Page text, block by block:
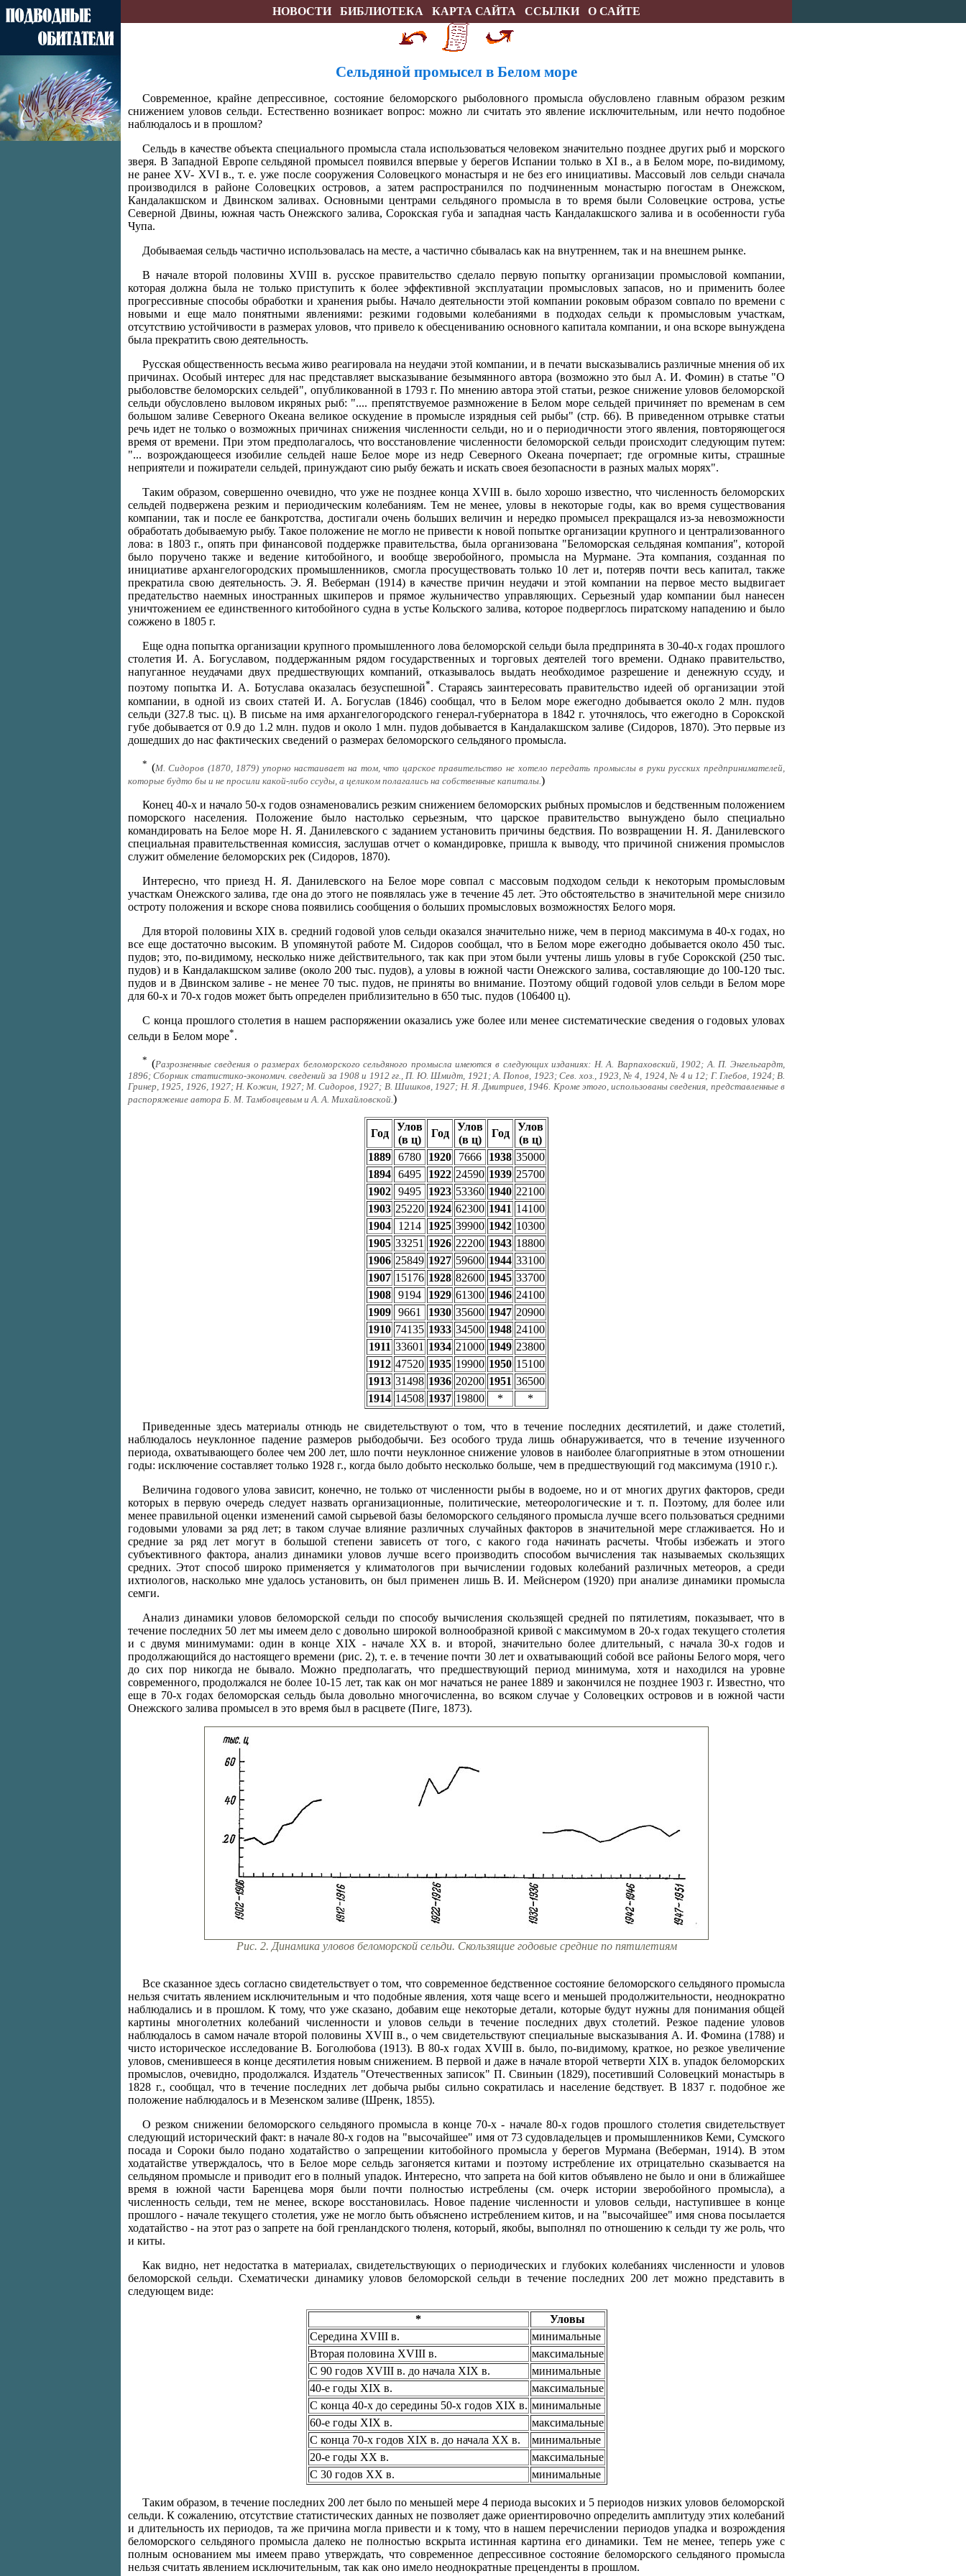
НОВОСТИ БИБЛИОТЕКА КАРТА САЙТА ССЫЛКИ О САЙТЕ
Сельдяной промысел в Белом море
Современное, крайне депрессивное, состояние беломорского рыболовного промысла обусловлено главным образом резким
снижением уловов сельди. Естественно возникает вопрос: можно ли считать это явление исключительным, или нечто подобное
наблюдалось и в прошлом?
Сельдь в качестве объекта специального промысла стала использоваться человеком значительно позднее других рыб и морского
зверя. В Западной Европе сельдяной промысел появился впервые у берегов Испании только в XI в., а в Белом море, по-видимому,
не ранее XV- XVI в., т. е. уже после сооружения Соловецкого монастыря и не без его инициативы. Массовый лов сельди сначала
производился в районе Соловецких островов, а затем распространился по подчиненным монастырю погостам в Онежском,
Кандалакшском и Двинском заливах. Основными центрами сельдяного промысла в то время были Соловецкие острова, устье
Северной Двины, южная часть Онежского залива, Сорокская губа и западная часть Кандалакшского залива и в особенности губа
Чупа.
Добываемая сельдь частично использовалась на месте, а частично сбывалась как на внутреннем, так и на внешнем рынке.
В начале второй половины XVIII в. русское правительство сделало первую попытку организации промысловой компании,
которая должна была не только приступить к более эффективной эксплуатации промысловых запасов, но и применить более
прогрессивные способы обработки и хранения рыбы. Начало деятельности этой компании роковым образом совпало по времени с
новыми и еще мало понятными явлениями: резкими годовыми колебаниями в подходах сельди к промысловым участкам,
отсутствию устойчивости в размерах уловов, что привело к обесцениванию основного капитала компании, и она вскоре вынуждена
была прекратить свою деятельность.
Русская общественность весьма живо реагировала на неудачи этой компании, и в печати высказывались различные мнения об их
причинах. Особый интерес для нас представляет высказывание безымянного автора (возможно это был А. И. Фомин) в статье "О
рыболовстве беломорских сельдей", опубликованной в 1793 г. По мнению автора этой статьи, резкое снижение уловов беломорской
сельди обусловлено выловом икряных рыб: ".... препятствуемое размножение в Белом море сельдей причиняет по временам в сем
большом заливе Северного Океана великое оскудение в промысле изрядныя сей рыбы" (стр. 66). В приведенном отрывке статьи
речь идет не только о возможных причинах снижения численности сельди, но и о периодичности этого явления, повторяющегося
время от времени. При этом предполагалось, что восстановление численности беломорской сельди происходит следующим путем:
"... возрождающееся изобилие сельдей наше Белое море из недр Северного Океана почерпает; где огромные киты, страшные
неприятели и пожиратели сельдей, принуждают сию рыбу бежать и искать своея безопасности в разных малых морях".
Таким образом, совершенно очевидно, что уже не позднее конца XVIII в. было хорошо известно, что численность беломорских
сельдей подвержена резким и периодическим колебаниям. Тем не менее, уловы в некоторые годы, как во время существования
компании, так и после ее банкротства, достигали очень больших величин и нередко промысел прекращался из-за невозможности
обработать добываемую рыбу. Такое положение не могло не привести к новой попытке организации крупного и централизованного
лова: в 1803 г., опять при финансовой поддержке правительства, была организована "Беломорская сельдяная компания", которой
было поручено также и ведение китобойного, и вообще зверобойного, промысла на Мурмане. Эта компания, созданная по
инициативе архангелогородских промышленников, смогла просуществовать только 10 лет и, потеряв почти весь капитал, также
прекратила свою деятельность. Э. Я. Веберман (1914) в качестве причин неудачи и этой компании на первое место выдвигает
предательство наемных иностранных шкиперов и прямое жульничество управляющих. Серьезный удар компании был нанесен
уничтожением ее единственного китобойного судна в устье Кольского залива, которое подверглось пиратскому нападению и было
сожжено в 1805 г.
Еще одна попытка организации крупного промышленного лова беломорской сельди была предпринята в 30-40-х годах прошлого
столетия И. А. Богуславом, поддержанным рядом государственных и торговых деятелей того времени. Однако правительство,
напуганное неудачами двух предшествующих компаний, отказывалось выдать необходимое разрешение и денежную ссуду, и
поэтому попытка И. А. Ботуслава оказалась безуспешной*. Стараясь заинтересовать правительство идеей об организации этой
компании, в одной из своих статей И. А. Богуслав (1846) сообщал, что в Белом море ежегодно добывается около 2 млн. пудов
сельди (327.8 тыс. ц). В письме на имя архангелогородского генерал-губернатора в 1842 г. уточнялось, что ежегодно в Сорокской
губе добывается от 0.9 до 1.2 млн. пудов и около 1 млн. пудов добывается в Кандалакшском заливе (Сидоров, 1870). Это первые из
дошедших до нас фактических сведений о размерах беломорского сельдяного промысла.
* (М. Сидоров (1870, 1879) упорно настаивает на том, что царское правительство не хотело передать промыслы в руки русских предпринимателей,
которые будто бы и не просили какой-либо ссуды, а целиком полагались на собственные капиталы.)
Конец 40-х и начало 50-х годов ознаменовались резким снижением беломорских рыбных промыслов и бедственным положением
поморского населения. Положение было настолько серьезным, что царское правительство вынуждено было специально
командировать на Белое море Н. Я. Данилевского с заданием установить причины бедствия. По возвращении Н. Я. Данилевского
специальная правительственная комиссия, заслушав отчет о командировке, пришла к выводу, что причиной снижения промыслов
служит обмеление беломорских рек (Сидоров, 1870).
Интересно, что приезд Н. Я. Данилевского на Белое море совпал с массовым подходом сельди к некоторым промысловым
участкам Онежского залива, где она до этого не появлялась уже в течение 45 лет. Это обстоятельство в значительной мере снизило
остроту положения и вскоре снова появились сообщения о больших промысловых возможностях Белого моря.
Для второй половины XIX в. средний годовой улов сельди оказался значительно ниже, чем в период максимума в 40-х годах, но
все еще достаточно высоким. В упомянутой работе М. Сидоров сообщал, что в Белом море ежегодно добывается около 450 тыс.
пудов; это, по-видимому, несколько ниже действительного, так как при этом были учтены лишь уловы в губе Сорокской (250 тыс.
пудов) и в Кандалакшском заливе (около 200 тыс. пудов), а уловы в южной части Онежского залива, составляющие до 100-120 тыс.
пудов и в Двинском заливе - не менее 70 тыс. пудов, не приняты во внимание. Поэтому общий годовой улов сельди в Белом море
для 60-х и 70-х годов может быть определен приблизительно в 650 тыс. пудов (106400 ц).
С конца прошлого столетия в нашем распоряжении оказались уже более или менее систематические сведения о годовых уловах
сельди в Белом море*.
* (Разрозненные сведения о размерах беломорского сельдяного промысла имеются в следующих изданиях: Н. А. Варпаховский, 1902; А. П. Энгельгардт,
1896; Сборник статистико-экономич. сведений за 1908 и 1912 гг., П. Ю. Шмидт, 1921; А. Попов, 1923; Сев. хоз., 1923, № 4, 1924, № 4 и 12; Г. Глебов, 1924; В.
Гринер, 1925, 1926, 1927; Н. Кожин, 1927; М. Сидоров, 1927; В. Шишков, 1927; Н. Я. Дмитриев, 1946. Кроме этого, использованы сведения, представленные в
распоряжение автора Б. М. Тамбовцевым и А. А. Михайловской. )
Год
Улов
(в ц)
Год
Улов
(в ц)
Год
Улов
(в ц)
1889 6780 1920 7666 1938 35000
1894 6495 1922 24590 1939 25700
1902 9495 1923 53360 1940 22100
1903 25220 1924 62300 1941 14100
1904
1214 1925 39900 1942 10300
1905 33251 1926 22200 1943 18800
1906 25849 1927 59600 1944 33100
1907 15176 1928 82600 1945 33700
1908 9194 1929 61300 1946 24100
1909 9661 1930 35600 1947 20900
1910 74135 1933 34500 1948 24100
1911 33601 1934 21000 1949 23800
1912 47520 1935 19900 1950 15100
1913 31498 1936 20200 1951 36500
1914 14508 1937 19800 * *
Приведенные здесь материалы отнюдь не свидетельствуют о том, что в течение последних десятилетий, и даже столетий,
наблюдалось неуклонное падение размеров рыбодобычи. Без особого труда лишь обнаруживается, что в течение изученного
периода, охватывающего более чем 200 лет, шло почти неуклонное снижение уловов в наиболее благоприятные в этом отношении
годы: исключение составляет только 1928 г., когда было добыто несколько больше, чем в предшествующий год максимума (1910 г.).
Величина годового улова зависит, конечно, не только от численности рыбы в водоеме, но и от многих других факторов, среди
которых в первую очередь следует назвать организационные, политические, метеорологические и т. п. Поэтому, для более или
менее правильной оценки изменений самой сырьевой базы беломорского сельдяного промысла лучше всего пользоваться средними
годовыми уловами за ряд лет; в таком случае влияние различных случайных факторов в значительной мере сглаживается. Но и
средние за ряд лет могут в большой степени зависеть от того, с какого года начинать расчеты. Чтобы избежать и этого
субъективного фактора, анализ динамики уловов лучше всего производить способом вычисления так называемых скользящих
средних. Этот способ широко применяется у климатологов при вычислении годовых колебаний различных метеоров, а среди
ихтиологов, насколько мне удалось установить, он был применен лишь В. И. Мейснером (1920) при анализе динамики промысла
семги.
Анализ динамики уловов беломорской сельди по способу вычисления скользящей средней по пятилетиям, показывает, что в
течение последних 50 лет мы имеем дело с довольно широкой волнообразной кривой с максимумом в 20-х годах текущего столетия
и с двумя минимумами: один в конце XIX - начале XX в. и второй, значительно более длительный, с начала 30-х годов и
продолжающийся до настоящего времени (рис. 2), т. е. в течение почти 30 лет и охватывающий собой все районы Белого моря, чего
до сих пор никогда не бывало. Можно предполагать, что предшествующий период минимума, хотя и находился на уровне
современного, продолжался не более 10-15 лет, так как он мог начаться не ранее 1889 и закончился не позднее 1903 г. Известно, что
еще в 70-х годах беломорская сельдь была довольно многочисленна, во всяком случае у Соловецких островов и в южной части
Онежского залива промысел в это время был в расцвете (Пиге, 1873).
Рис. 2. Динамика уловов беломорской сельди. Скользящие годовые средние по пятилетиям
Все сказанное здесь согласно свидетельствует о том, что современное бедственное состояние беломорского сельдяного промысла
нельзя считать явлением исключительным и что подобные явления, хотя чаще всего и меньшей продолжительности, неоднократно
наблюдались и в прошлом. К тому, что уже сказано, добавим еще некоторые детали, которые будут нужны для понимания общей
картины многолетних колебаний численности и уловов сельди в течение последних двух столетий. Резкое падение уловов
наблюдалось в самом начале второй половины XVIII в., о чем свидетельствуют специальные высказывания А. И. Фомина (1788) и
чисто историческое исследование В. Боголюбова (1913). В 80-х годах XVIII в. было, по-видимому, краткое, но резкое увеличение
уловов, сменившееся в конце десятилетия новым снижением. В первой и даже в начале второй четверти XIX в. упадок беломорских
промыслов, очевидно, продолжался. Издатель "Отечественных записок" П. Свиньин (1829), посетивший Соловецкий монастырь в
1828 г., сообщал, что в течение последних лет добыча рыбы сильно сократилась и население бедствует. В 1837 г. подобное же
положение наблюдалось и в Мезенском заливе (Шренк, 1855).
О резком снижении беломорского сельдяного промысла в конце 70-х - начале 80-х годов прошлого столетия свидетельствует
следующий исторический факт: в начале 80-х годов на "высочайшее" имя от 73 судовладельцев и промышленников Кеми, Сумского
посада и Сороки было подано ходатайство о запрещении китобойного промысла у берегов Мурмана (Веберман, 1914). В этом
ходатайстве утверждалось, что в Белое море сельдь загоняется китами и поэтому истребление их отрицательно сказывается на
сельдяном промысле и приводит его в полный упадок. Интересно, что запрета на бой китов объявлено не было и они в ближайшее
время в южной части Баренцева моря были почти полностью истреблены (см. очерк истории зверобойного промысла), а
численность сельди, тем не менее, вскоре восстановилась. Новое падение численности и уловов сельди, наступившее в конце
прошлого - начале текущего столетия, уже не могло быть объяснено истреблением китов, и на "высочайшее" имя снова посылается
ходатайство - на этот раз о запрете на бой гренландского тюленя, который, якобы, выполнял по отношению к сельди ту же роль, что
и киты.
Как видно, нет недостатка в материалах, свидетельствующих о периодических и глубоких колебаниях численности и уловов
беломорской сельди. Схематически динамику уловов беломорской сельди в течение последних 200 лет можно представить в
следующем виде:
*
Уловы
Середина XVIII в.
минимальные
Вторая половина XVIII в.
максимальные
С 90 годов XVIII в. до начала XIX в.
минимальные
40-е годы XIX в.
максимальные
С конца 40-х до середины 50-х годов XIX в. минимальные
60-е годы XIX в.
максимальные
С конца 70-х годов XIX в. до начала XX в.
минимальные
20-е годы XX в.
максимальные
С 30 годов XX в.
минимальные
Таким образом, в течение последних 200 лет было по меньшей мере 4 периода высоких и 5 периодов низких уловов беломорской
сельди. К сожалению, отсутствие статистических данных не позволяет даже ориентировочно определить амплитуду этих колебаний
и длительность их периодов, та же причина могла привести и к тому, что в нашем перечислении периодов упадка и возрождения
беломорского сельдяного промысла далеко не полностью вскрыта истинная картина его динамики. Тем не менее, теперь уже с
полным основанием мы имеем право утверждать, что современное депрессивное состояние беломорского сельдяного промысла
нельзя считать явлением исключительным, так как оно имело неоднократные преценденты в прошлом.